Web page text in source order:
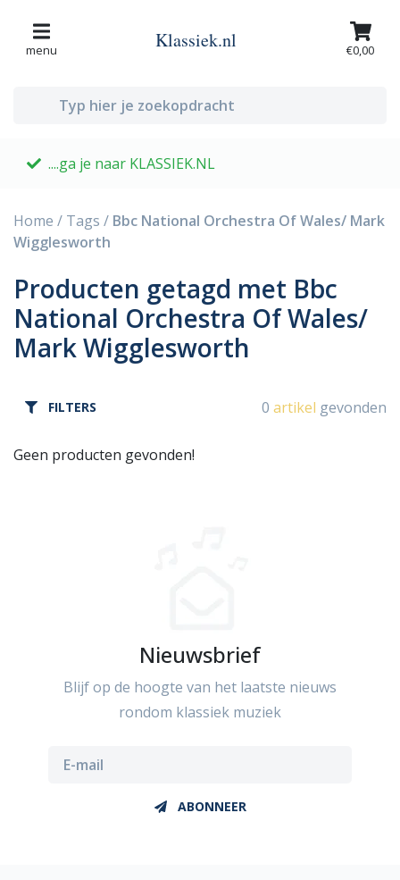
menu Klassiek.nl €0,00
....ga je naar KLASSIEK.NL
Home / Tags / Bbc National Orchestra Of Wales/ Mark
Wigglesworth
Producten getagd met Bbc
National Orchestra Of Wales/
Mark Wigglesworth
FILTERS 0 artikel gevonden
Geen producten gevonden!
Nieuwsbrief
Blijf op de hoogte van het laatste nieuws
rondom klassiek muziek
ABONNEER